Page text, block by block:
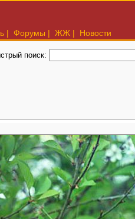
| Форумы | ЖЖ | Новости
поиск: